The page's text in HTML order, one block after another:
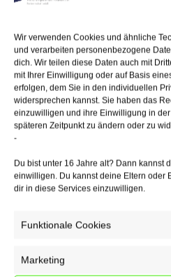
Wir verwenden Cookies und ähnliche
und verarbeiten personenbezogene
dich. Wir teilen diese Daten auch mit
mit Ihrer Einwilligung oder auf Basis
erfolgen, dem Sie in den individuellen
widersprechen kannst. Sie haben das
einzuwilligen und ihre Einwilligung in
späteren Zeitpunkt zu ändern oder zu
-
Du bist unter 16 Jahre alt? Dann kannst
einwilligen. Du kannst deine Eltern oder
dir in diese Services einzuwilligen.
Funktionale Cookies
Marketing
Des Weiteren wurde die
grundsätzlich ausgesetzt.
erhalten zudem ihre Leistungen nach
26/01/2021 / WSSK
wssk-admin